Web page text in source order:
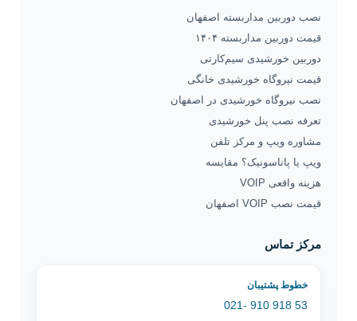
نصب دوربین مداربسته اصفهان
قیمت دوربین مداربسته ۱۴۰۴
دوربین خورشیدی سیم‌کارتی
قیمت نیروگاه خورشیدی خانگی
نصب نیروگاه خورشیدی در اصفهان
تعرفه نصب پنل خورشیدی
مشاوره ویپ و مرکز تلفن
ویپ یا پاناسونیک؟ مقایسه
هزینه واقعی VOIP
قیمت نصب VOIP اصفهان
مرکز تماس
خطوط پشتیبان
53 918 910 -021